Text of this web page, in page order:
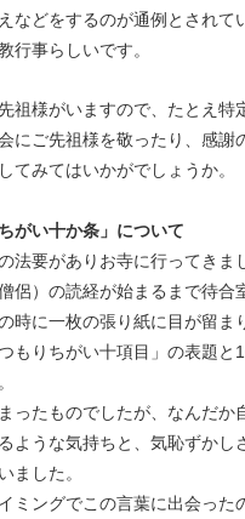
などをするのが通例とされて
行事らしいです。
祖様がいますので、たとえ特
にご先祖様を敬ったり、感謝
てみてはいかがでしょうか。
がい十か条」について
法要がありお寺に行ってきま
侶）の読経が始まるまで待合
時に一枚の張り紙に目が留ま
もりちがい十項目」の表題と
ったものでしたが、なんだか
ような気持ちと、気恥ずかし
ました。
ミングでこの言葉に出会った